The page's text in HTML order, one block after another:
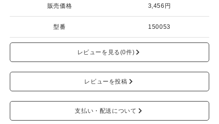
販売価格 3,456円
型番 150053
レビューを見る(0件)
レビューを投稿
支払い・配送について